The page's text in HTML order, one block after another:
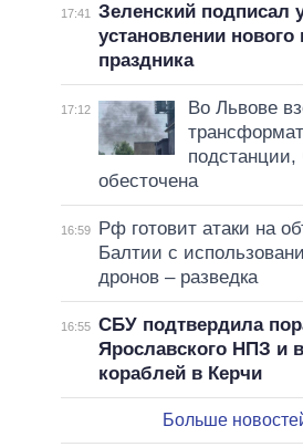
17:41
Зеленский подписал
установлении нового
праздника
17:12
Во Львове
подстанции,
обесточена
16:59
Рф готовит атаки на
Балтии с
дронов – разведка
16:55 СБУ подтвердила
Ярославского НПЗ и
кораблей в Керчи
Больше